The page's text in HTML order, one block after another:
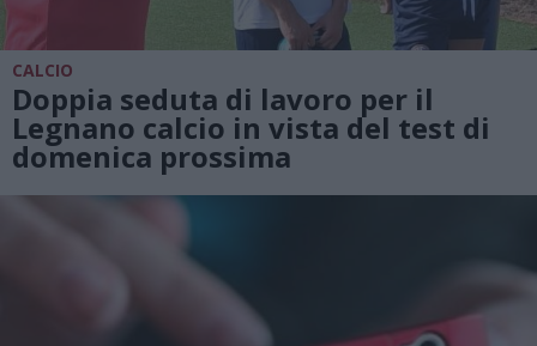
CALCIO
Doppia seduta di lavoro per il
Legnano calcio in vista del test di
domenica prossima